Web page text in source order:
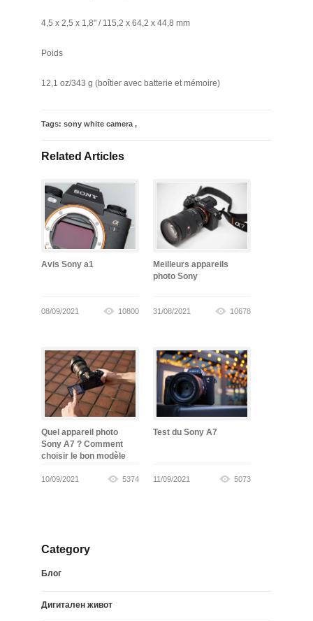
4,5 x 2,5 x 1,8" / 115,2 x 64,2 x 44,8 mm
Poids
12,1 oz/343 g (boîtier avec batterie et mémoire)
Tags: sony white camera ,
Related Articles
Avis Sony a1
08/09/2021 10800
Meilleurs appareils
photo Sony
31/08/2021 10678
Quel appareil photo
Sony A7 ? Comment
choisir le bon modèle
10/09/2021 5374
Test du Sony A7
11/09/2021 5073
Category
Блог
Дигитален живот